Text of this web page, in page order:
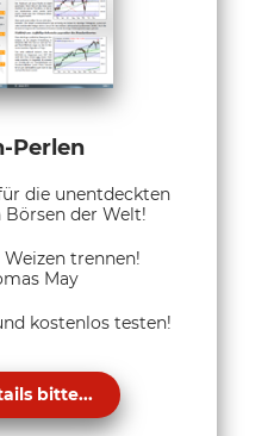
Perlen
die unentdeckten
Börsen der Welt!
trennen!
May
kostenlos testen!
bitte...